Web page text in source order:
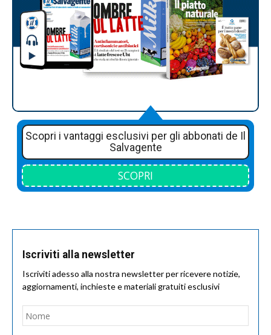
Scopri i vantaggi esclusivi per gli abbonati de Il
Salvagente
SCOPRI
Iscriviti alla newsletter
Iscriviti adesso alla nostra newsletter per ricevere notizie,
aggiornamenti, inchieste e materiali gratuiti esclusivi
Nome